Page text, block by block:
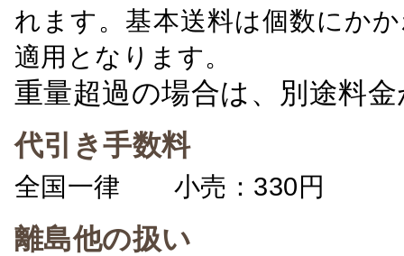
れます。基本送料は個数にか
適用となります。
重量超過の場合は、別途料
代引き手数料
全国一律 小売：330円 卸
離島他の扱い